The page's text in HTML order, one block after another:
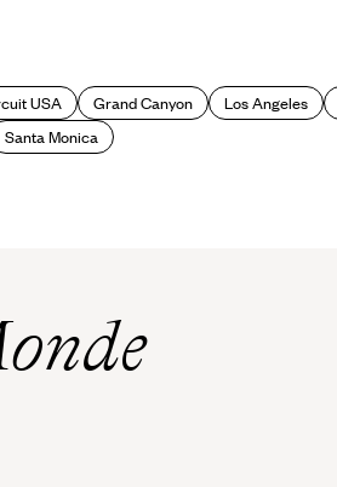
USA Grand Canyon Los Angeles
Santa Monica